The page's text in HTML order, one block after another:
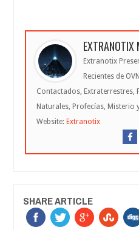
EXTRANOTIX
Extranotix
Recientes de
Contactados, Extraterrestres,
Naturales, Profecías, Misterio
Website: Extranotix
SHARE ARTICLE